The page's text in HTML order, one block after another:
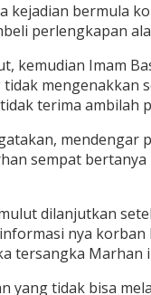
bermula
perlengkapan
kemudian Imam
tidak
terima ambilah
sempat
dilanjutkan
nya
yang tidak bisa